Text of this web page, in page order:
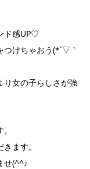
ド感UP♡
つけちゃおう(*´▽｀
り女の子らしさが強
ます。
せ(^^♪